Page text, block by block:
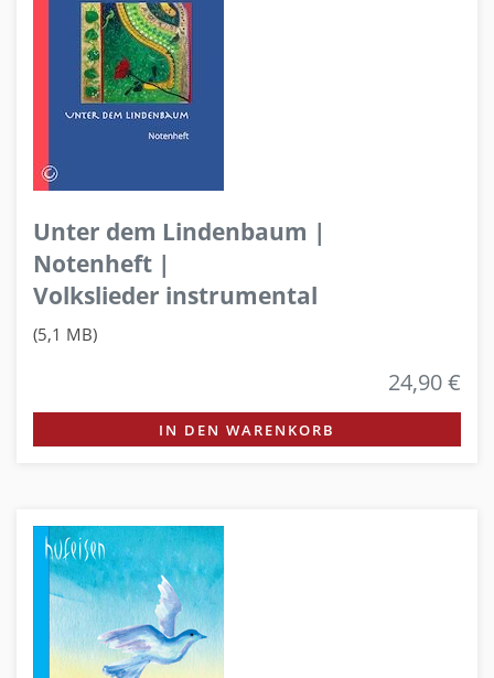
Unter dem Lindenbaum |
Notenheft |
Volkslieder instrumental
(5,1 MB)
24,90 €
IN DEN WARENKORB